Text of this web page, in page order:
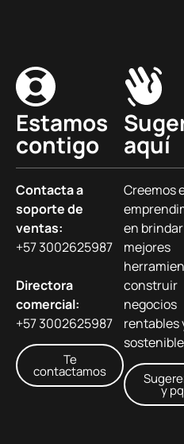
Estamos
contigo
Contacta a
soporte de
ventas:
+57 3002625987
Directora
comercial:
+57 3002625987
Te
contactamos
aquí
Creemos
en
mejores
construir
negocios
rentables
y